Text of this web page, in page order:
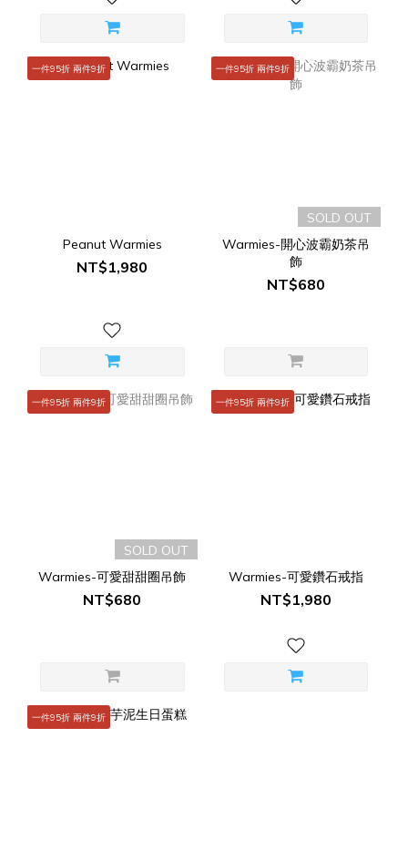
一件95折 兩件9折
Peanut Warmies
NT$1,980
一件95折 兩件9折
SOLD OUT
Warmies-開心波霸奶茶吊
飾
NT$680
一件95折 兩件9折
SOLD OUT
Warmies-可愛甜甜圈吊飾
NT$680
一件95折 兩件9折
Warmies-可愛鑽石戒指
NT$1,980
一件95折 兩件9折